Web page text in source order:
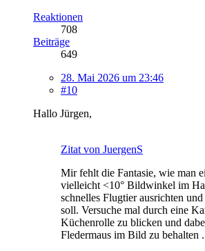
Reaktionen
708
Beiträge
649
28. Mai 2026 um 23:46
#10
Hallo Jürgen,
Zitat von JuergenS
Mir fehlt die Fantasie, wie man
vielleicht <10° Bildwinkel im
schnelles Flugtier ausrichten
soll. Versuche mal durch eine
Küchenrolle zu blicken und
Fledermaus im Bild zu behalten